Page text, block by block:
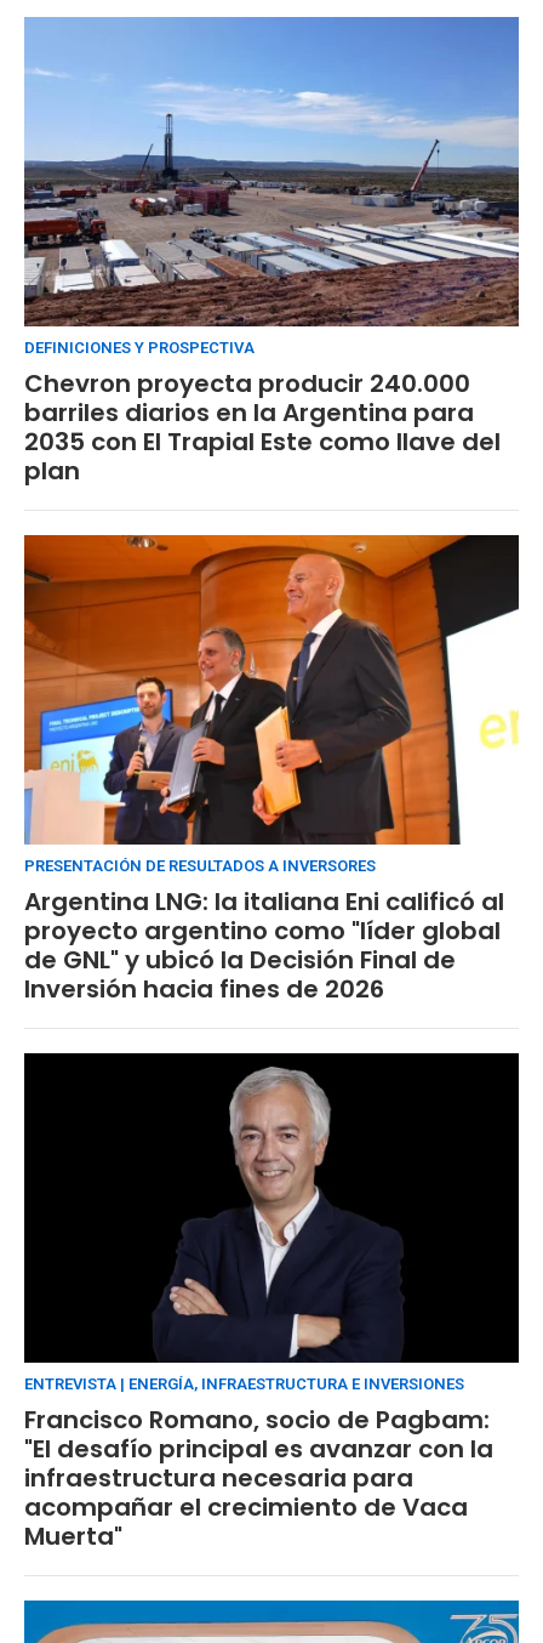
DEFINICIONES Y PROSPECTIVA
Chevron proyecta producir 240.000
barriles diarios en la Argentina para
2035 con El Trapial Este como llave del
plan
PRESENTACIÓN DE RESULTADOS A INVERSORES
Argentina LNG: la italiana Eni calificó al
proyecto argentino como "líder global
de GNL" y ubicó la Decisión Final de
Inversión hacia fines de 2026
ENTREVISTA | ENERGÍA, INFRAESTRUCTURA E INVERSIONES
Francisco Romano, socio de Pagbam:
"El desafío principal es avanzar con la
infraestructura necesaria para
acompañar el crecimiento de Vaca
Muerta"